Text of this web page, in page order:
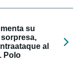
su
al
Polo